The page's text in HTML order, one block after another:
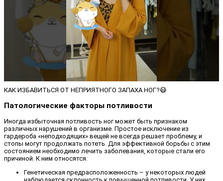
КАК ИЗБАВИТЬСЯ ОТ НЕПРИЯТНОГО ЗАПАХА НОГ?😷
Патологические факторы потливости
Иногда избыточная потливость ног может быть признаком
различных нарушений в организме. Простое исключение из
гардероба «неподходящих» вещей не всегда решает проблему, и
стопы могут продолжать потеть. Для эффективной борьбы с этим
состоянием необходимо лечить заболевания, которые стали его
причиной. К ним относятся:
Генетическая предрасположенность – у некоторых людей